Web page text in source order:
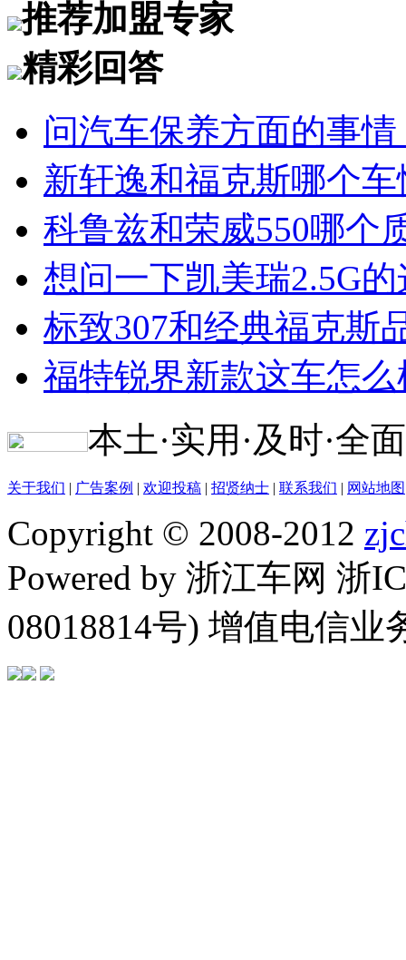
推荐加盟专家
精彩回答
问汽车保养方面的事情
新轩逸和福克斯哪个
科鲁兹和荣威550哪个
想问一下凯美瑞2.5G
标致307和经典福克斯
福特锐界新款这车怎
本土·实用·及时·全
关于我们 | 广告案例 | 欢迎投稿 | 招贤纳士 | 联系我们 | 网站地图
Copyright © 2008-2012
Powered by 浙江车网 浙
08018814号) 增值电信业